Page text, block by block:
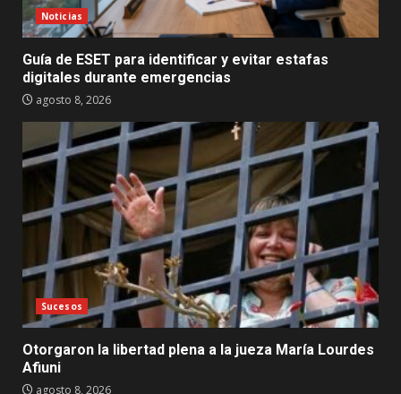
Noticias
Guía de ESET para identificar y evitar estafas
digitales durante emergencias
agosto 8, 2026
Sucesos
Otorgaron la libertad plena a la jueza María Lourdes
Afiuni
agosto 8, 2026